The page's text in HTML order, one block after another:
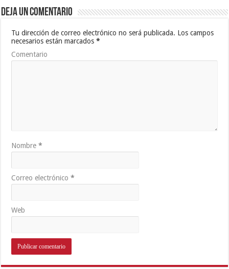
Deja un comentario
Tu dirección de correo electrónico no será publicada. Los campos
necesarios están marcados*
Comentario
Nombre*
Correo electrónico*
Web